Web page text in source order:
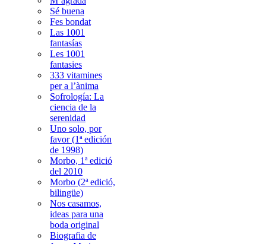
Sé buena
Fes bondat
Las 1001
fantasías
Les 1001
fantasies
333 vitamines
per a l’ànima
Sofrología: La
ciencia de la
serenidad
Uno solo, por
favor (1ª edición
de 1998)
Morbo, 1ª edició
del 2010
Morbo (2ª edició,
bilingüe)
Nos casamos,
ideas para una
boda original
Biografia de